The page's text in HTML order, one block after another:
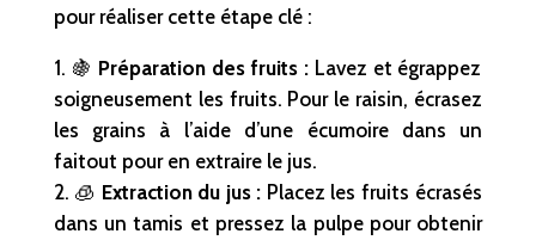
pour réaliser cette étape clé :
🍇 Préparation des fruits :Lavez et égrappez
soigneusement les fruits. Pour le raisin, écrasez
les grains à l’aide d’une écumoire dans un
faitout pour en extraire le jus.
🧊 Extraction du jus : Placez les fruits écrasés
dans un tamis et pressez la pulpe pour obtenir